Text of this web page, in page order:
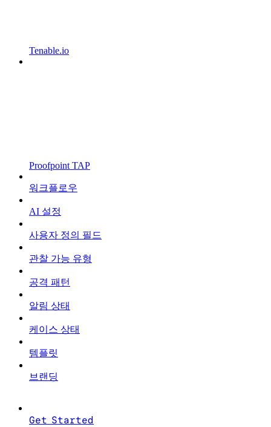
Tenable.io
Proofpoint TAP
워크플로우
AI 설정
사용자 정의 필드
관찰 가능 유형
공격 패턴
알림 상태
케이스 상태
템플릿
브랜딩
Get Started